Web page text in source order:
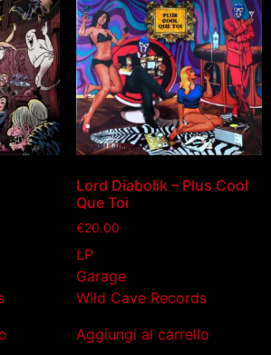
Lord Diabolik – Plus Cool
Que Toi
€20.00
LP
Garage
Wild Cave Records
Aggiungi al carrello